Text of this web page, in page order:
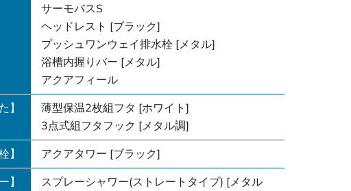
サーモバスS
ヘッドレスト [ブラック]
プッシュワンウェイ排水栓 [メタル]
浴槽内握りバー [メタル]
アクアフィール
】
薄型保温2枚組フタ [ホワイト]
3点式組フタフック [メタル調]
】
アクアタワー [ブラック]
】
スプレーシャワー(ストレートタイプ) [メタル